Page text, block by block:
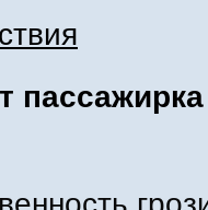
пассажирка